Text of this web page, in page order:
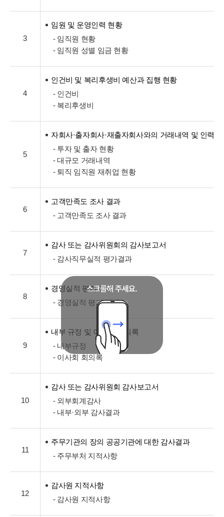
3
임원 및 운영인력 현황
- 임직원 현황
- 임직원 성별 임금 현황
4
인건비 및 복리후생비 예산과 집행 현황
- 인건비
- 복리후생비
5
자회사·출자회사·재출자회사와의 거래내역 및 인력
- 투자 및 출자 현황
- 대규모 거래내역
- 퇴직 임직원 재취업 현황
6
고객만족도 조사 결과
- 고객만족도 조사 결과
7
감사 또는 감사위원회의 감사보고서
- 감사직무실적 평가결과
8
경영실적 평가 결과
- 경영실적 평가 결과
9
내부 규정 및 이사회 회의록
- 내부규정
- 이사회 회의록
10
감사 또는 감사위원회 감사보고서
- 외부회계감사
- 내부·외부 감사결과
11
주무기관의 장의 공공기관에 대한 감사결과
- 주무부처 지적사항
12
감사원 지적사항
- 감사원 지적사항